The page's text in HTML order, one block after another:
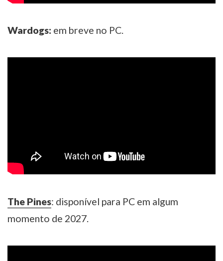
Wardogs: em breve no PC.
The Pines: disponível para PC em algum
momento de 2027.